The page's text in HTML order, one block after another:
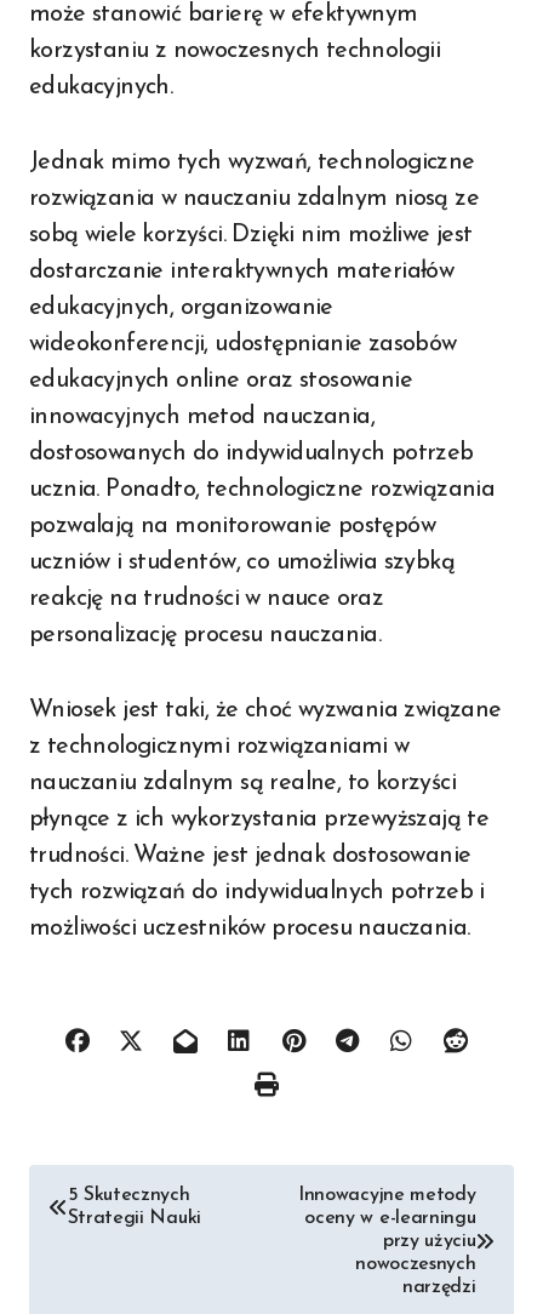
może stanowić barierę w efektywnym
korzystaniu z nowoczesnych technologii
edukacyjnych.
Jednak mimo tych wyzwań, technologiczne
rozwiązania w nauczaniu zdalnym niosą ze
sobą wiele korzyści. Dzięki nim możliwe jest
dostarczanie interaktywnych materiałów
edukacyjnych, organizowanie
wideokonferencji, udostępnianie zasobów
edukacyjnych online oraz stosowanie
innowacyjnych metod nauczania,
dostosowanych do indywidualnych potrzeb
ucznia. Ponadto, technologiczne rozwiązania
pozwalają na monitorowanie postępów
uczniów i studentów, co umożliwia szybką
reakcję na trudności w nauce oraz
personalizację procesu nauczania.
Wniosek jest taki, że choć wyzwania związane
z technologicznymi rozwiązaniami w
nauczaniu zdalnym są realne, to korzyści
płynące z ich wykorzystania przewyższają te
trudności. Ważne jest jednak dostosowanie
tych rozwiązań do indywidualnych potrzeb i
możliwości uczestników procesu nauczania.
Nawigacja
5 Skutecznych
Strategii Nauki
Innowacyjne metody
oceny w e-learningu
przy użyciu
nowoczesnych
narzędzi